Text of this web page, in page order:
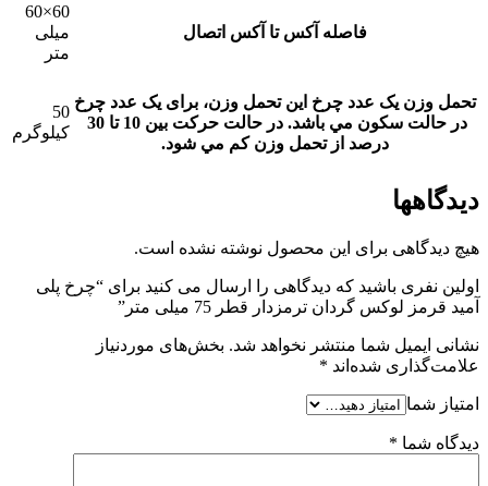
فاصله آکس تا آکس اتصال
60×60
میلی
متر
تحمل وزن یک عدد چرخ این تحمل وزن، برای يک عدد چرخ
درصد از تحمل وزن کم مي شود.
50
کیلوگرم
دیدگاهها
هیچ دیدگاهی برای این محصول نوشته نشده است.
اولین نفری باشید که دیدگاهی را ارسال می کنید برای “چرخ پلی
آمید قرمز لوکس گردان ترمزدار قطر 75 میلی متر”
نشانی ایمیل شما منتشر نخواهد شد. بخش‌های موردنیاز
علامت‌گذاری شده‌اند *
امتیاز شما
دیدگاه شما *